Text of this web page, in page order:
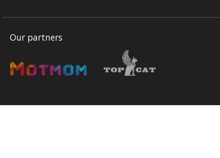
Our partners